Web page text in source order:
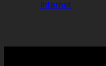
Internet